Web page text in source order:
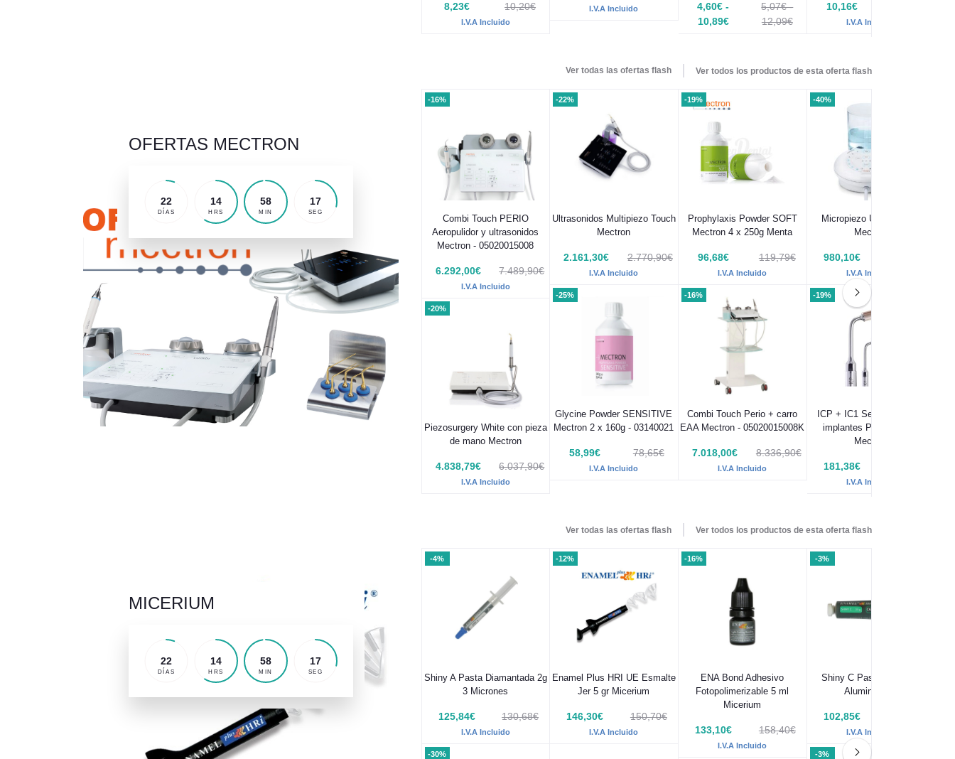
8,23€ 10,20€
I.V.A Incluido
I.V.A Incluido
4,60€ -
10,89€
5,07€ -
12,09€
10,16€
I.V.A Incluido
Ver todas las ofertas flash Ver todos los productos de esta oferta flash
OFERTAS MECTRON
22
DÍAS
14
HRS
58
MIN
15
SEG
-16%
Combi Touch PERIO
Aeropulidor y ultrasonidos
Mectron - 05020015008
6.292,00€ 7.489,90€
I.V.A Incluido
-20%
Piezosurgery White con pieza
de mano Mectron
4.838,79€ 6.037,90€
I.V.A Incluido
-22%
Ultrasonidos Multipiezo Touch
Mectron
2.161,30€ 2.770,90€
I.V.A Incluido
-25%
Glycine Powder SENSITIVE
Mectron 2 x 160g - 03140021
58,99€ 78,65€
I.V.A Incluido
-19%
Prophylaxis Powder SOFT
Mectron 4 x 250g Menta
96,68€ 119,79€
I.V.A Incluido
-16%
Combi Touch Perio + carro
EAA Mectron - 05020015008K
7.018,00€ 8.336,90€
I.V.A Incluido
-40%
Micropiezo Ultrasonidos
Mectron
980,10€
I.V.A Incluido
-19%
ICP + IC1 Set limpieza de
implantes Piezosurgery
Mectron
181,38€
I.V.A Incluido
Ver todas las ofertas flash Ver todos los productos de esta oferta flash
MICERIUM
22
DÍAS
14
HRS
58
MIN
15
SEG
-4%
Shiny A Pasta Diamantada 2g
3 Micrones
125,84€ 130,68€
I.V.A Incluido
-30%
-12%
Enamel Plus HRI UE Esmalte
Jer 5 gr Micerium
146,30€ 150,70€
I.V.A Incluido
-16%
ENA Bond Adhesivo
Fotopolimerizable 5 ml
Micerium
133,10€ 158,40€
I.V.A Incluido
-3%
Shiny C Pasta Óxido de
Aluminio 35g
102,85€
I.V.A Incluido
-3%